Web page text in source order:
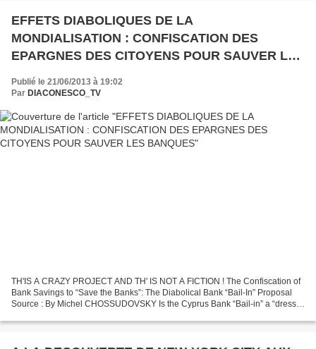
EFFETS DIABOLIQUES DE LA
MONDIALISATION : CONFISCATION DES
EPARGNES DES CITOYENS POUR SAUVER LES
Publié le 21/06/2013 à 19:02
Par DIACONESCO_TV
TH'IS A CRAZY PROJECT AND TH' IS NOT A FICTION ! The Confiscation of
Bank Savings to “Save the Banks”: The Diabolical Bank “Bail-In” Proposal
Source : By Michel CHOSSUDOVSKY Is the Cyprus Bank “Bail-in” a “dress